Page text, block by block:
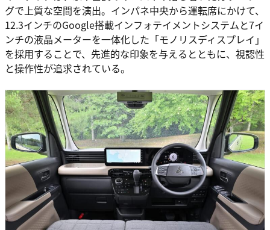
グで上質な空間を演出。インパネ中央から運転席にかけて、
12.3インチのGoogle搭載インフォテイメントシステムと7イ
ンチの液晶メーターを一体化した「モノリスディスプレイ」
を採用することで、先進的な印象を与えるとともに、視認性
と操作性が追求されている。